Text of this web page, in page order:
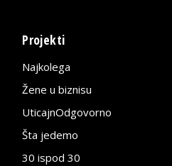
Projekti
Najkolega
Žene u biznisu
UticajnOdgovorno
Šta jedemo
30 ispod 30